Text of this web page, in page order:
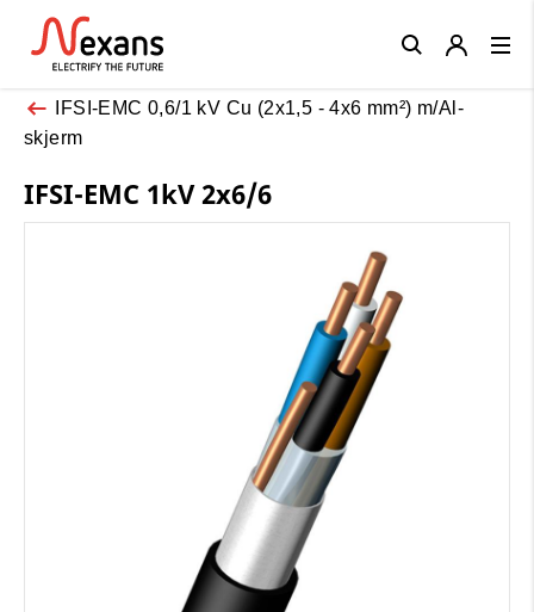
IFSI-EMC 0,6/1 kV Cu (2x1,5 - 4x6 mm²) m/Al-
skjerm
IFSI-EMC 1kV 2x6/6
Close